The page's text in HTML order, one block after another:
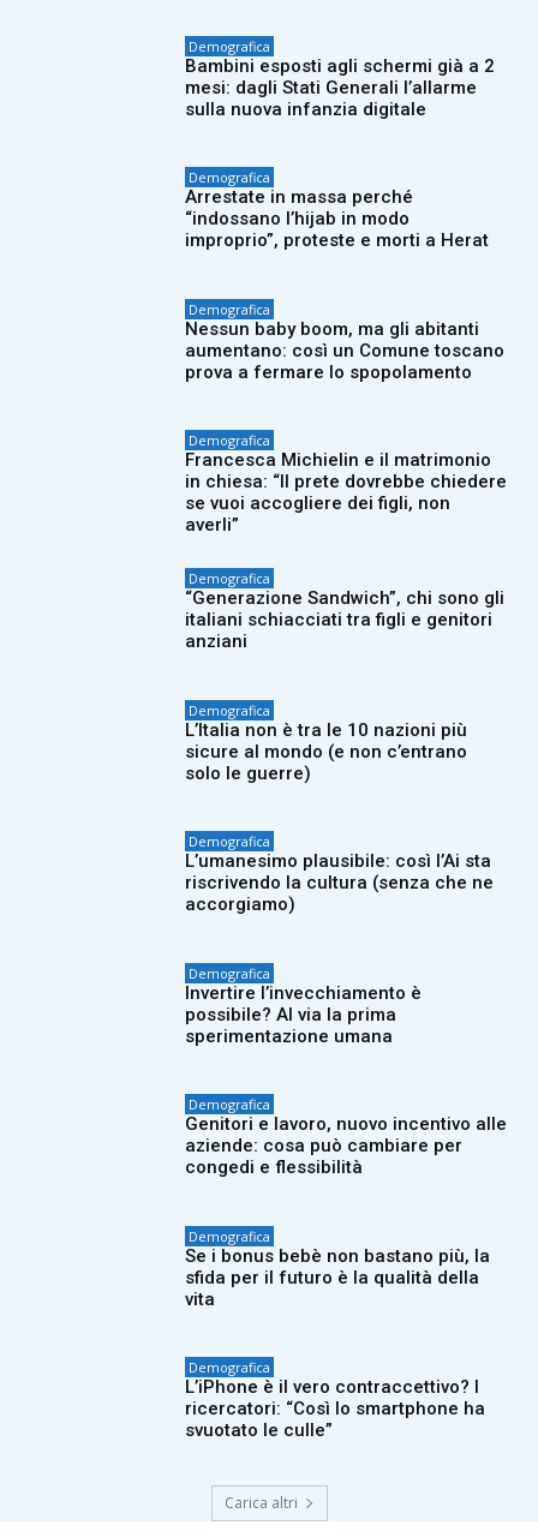
Demografica
Bambini esposti agli schermi già a 2
mesi: dagli Stati Generali l’allarme
sulla nuova infanzia digitale
Demografica
Arrestate in massa perché
“indossano l’hijab in modo
improprio”, proteste e morti a Herat
Demografica
Nessun baby boom, ma gli abitanti
aumentano: così un Comune toscano
prova a fermare lo spopolamento
Demografica
Francesca Michielin e il matrimonio
in chiesa: “Il prete dovrebbe chiedere
se vuoi accogliere dei figli, non
averli”
Demografica
“Generazione Sandwich”, chi sono gli
italiani schiacciati tra figli e genitori
anziani
Demografica
L’Italia non è tra le 10 nazioni più
sicure al mondo (e non c’entrano
solo le guerre)
Demografica
L’umanesimo plausibile: così l’Ai sta
riscrivendo la cultura (senza che ne
accorgiamo)
Demografica
Invertire l’invecchiamento è
possibile? Al via la prima
sperimentazione umana
Demografica
Genitori e lavoro, nuovo incentivo alle
aziende: cosa può cambiare per
congedi e flessibilità
Demografica
Se i bonus bebè non bastano più, la
sfida per il futuro è la qualità della
vita
Demografica
L’iPhone è il vero contraccettivo? I
ricercatori: “Così lo smartphone ha
svuotato le culle”
Carica altri